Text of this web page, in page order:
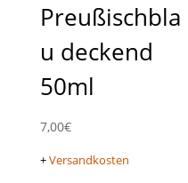
Preußischbla
u deckend
50ml
7,00€
+Versandkosten